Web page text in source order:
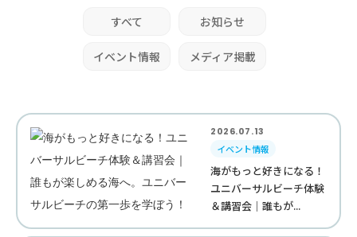
すべて お知らせ
イベント情報 メディア掲載
2026.07.13
イベント情報
海がもっと好きになる！
ユニバーサルビーチ体験
＆講習会｜誰もが...